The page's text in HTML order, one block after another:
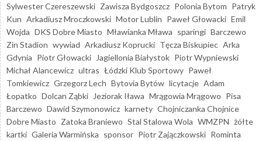
Sylwester Czereszewski Zawisza Bydgoszcz Polonia Bytom Patryk
Kun Arkadiusz Mroczkowski Motor Lublin Paweł Głowacki Emil
Wojda DKS Dobre Miasto Mławianka Mława sparingi Barczewo
Zin Stadion wywiad Arkadiusz Koprucki Tęcza Biskupiec Arka
Gdynia Piotr Głowacki Jagiellonia Białystok Piotr Wypniewski
Michał Alancewicz ultras Łódzki Klub Sportowy Paweł
Tomkiewicz Grzegorz Lech Bytovia Bytów licytacje Adam
Łopatko Dolcan Ząbki Jeziorak Iława Mrągowia Mrągowo Pisa
Barczewo Dawid Szymonowicz karnety Chojniczanka Chojnice
Dobre Miasto Zatoka Braniewo Stal Stalowa Wola WMZPN żółte
kartki Galeria Warmińska sponsor Piotr Zajączkowski Rominta